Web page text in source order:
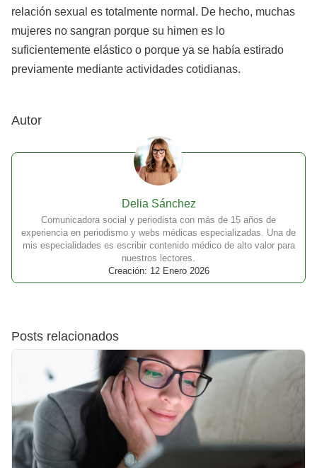
relación sexual es totalmente normal. De hecho, muchas
mujeres no sangran porque su himen es lo
suficientemente elástico o porque ya se había estirado
previamente mediante actividades cotidianas.
Autor
Delia Sánchez
Comunicadora social y periodista con más de 15 años de
experiencia en periodismo y webs médicas especializadas. Una de
mis especialidades es escribir contenido médico de alto valor para
nuestros lectores.
Creación: 12 Enero 2026
Posts relacionados